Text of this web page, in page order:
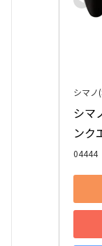
シマノ
シマ
ンク
04444